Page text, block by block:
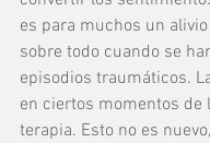
es para muchos un
sobre todo cuando se
episodios traumáticos.
en ciertos momentos de
terapia. Esto no es